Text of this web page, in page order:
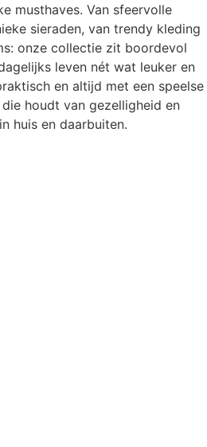
musthaves. Van sfeervolle
sieraden, van trendy kleding
onze collectie zit boordevol
leven nét wat leuker en
en altijd met een speelse
houdt van gezelligheid en
huis en daarbuiten.